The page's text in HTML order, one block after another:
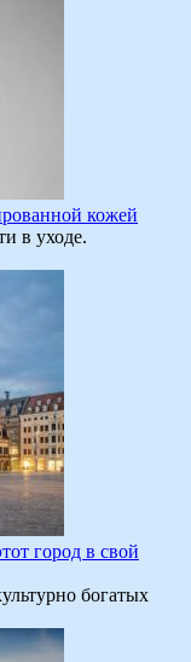
кожей
в уходе.
город в свой
богатых